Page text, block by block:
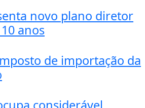
novo plano diretor
anos
de importação da